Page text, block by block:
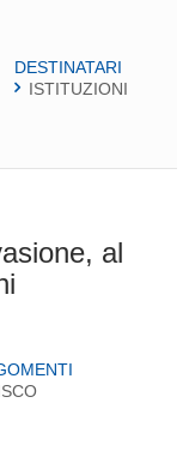
DESTINATARI
ISTITUZIONI
al